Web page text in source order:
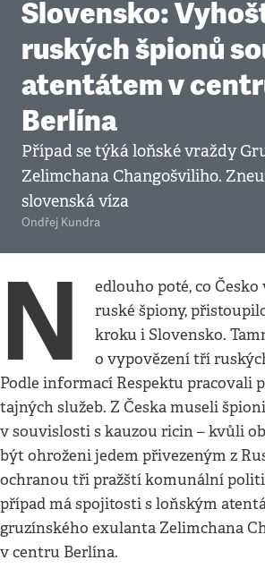
Slovensko:
ruských špionů
atentátem v
Berlína
Případ se týká loňské vraždy
Zelimchana Changošviliho.
slovenská víza
Ondřej Kundra
N
edlouho poté, co
ruské špiony,
kroku i Slovensko.
o vypovězení tří
Podle informací Respektu pracovali
tajných služeb. Z Česka museli
v souvislosti s kauzou ricin – kvůli
být ohroženi jedem přivezeným z
ochranou tři pražští komunální
případ má spojitosti s loňským
gruzínského exulanta Zelimchana
v centru Berlína.